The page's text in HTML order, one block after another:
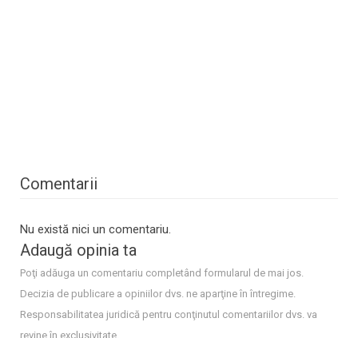
Comentarii
Nu există nici un comentariu.
Adaugă opinia ta
Poţi adăuga un comentariu completând formularul de mai jos.
Decizia de publicare a opiniilor dvs. ne aparţine în întregime.
Responsabilitatea juridică pentru conţinutul comentariilor dvs. va
revine în exclusivitate.